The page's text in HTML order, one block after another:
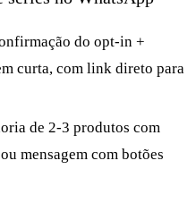
do opt-in +
curta, com link direto para
de 2-3 produtos com
mensagem com botões